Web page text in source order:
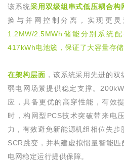
该系统采用双级组串式低压耦合构
换与并网控制分离，实现更灵
1.2MW/2.5MWh 储能分别系统配
417kWh电池簇，保证了大容量存储
在架构层面 ，该系统采用先进的
弱电网场景提供稳定支撑。
应，具备更优的高穿性能，有效
时，构网型 PCS技术突破带来电
力，有效避免新能源机组相位失
SCR跳变，并构建虚拟惯量智能
电网稳定运行提供保障。